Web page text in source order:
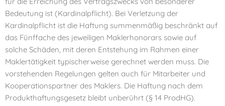
Bedeutung ist (Kardinalpflicht). Bei Verletzung der
Kardinalpflicht ist die Haftung summenmäßig beschränkt auf
das Fünffache des jeweiligen Maklerhonorars sowie auf
solche Schäden, mit deren Entstehung im Rahmen einer
Maklertätigkeit typischerweise gerechnet werden muss. Die
vorstehenden Regelungen gelten auch für Mitarbeiter und
Kooperationspartner des Maklers. Die Haftung nach dem
Produkthaftungsgesetz bleibt unberührt (§ 14 ProdHG).